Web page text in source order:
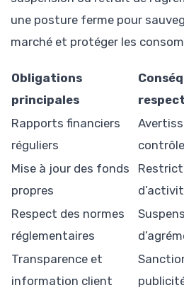
une posture ferme pour
marché et protéger les
Obligations
principales
respect
Rapports financiers
réguliers
Mise à jour des fonds
propres
Respect des normes
réglementaires
Transparence et
information client